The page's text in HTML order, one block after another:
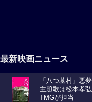
最新映画ニュース
「八つ墓村」悪
主題歌は松本孝
TMGが担当